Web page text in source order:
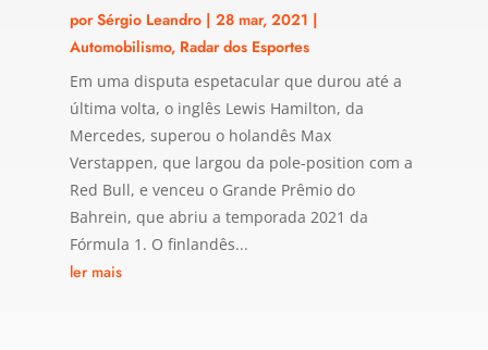
porSérgio Leandro| 28 mar, 2021 |
Automobilismo, Radar dos Esportes
Em uma disputa espetacular que durou até a
última volta, o inglês Lewis Hamilton, da
Mercedes, superou o holandês Max
Verstappen, que largou da pole-position com a
Red Bull, e venceu o Grande Prêmio do
Bahrein, que abriu a temporada 2021 da
Fórmula 1. O finlandês...
ler mais